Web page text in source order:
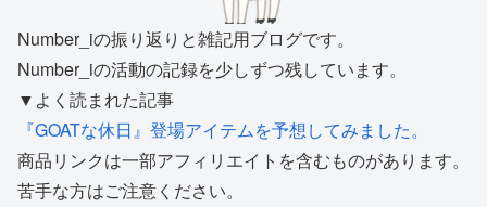
Number_iの振り返りと雑記用ブログです。
Number_iの活動の記録を少しずつ残しています。
▼よく読まれた記事
『GOATな休日』登場アイテムを予想してみました。
商品リンクは一部アフィリエイトを含むものがあります。
苦手な方はご注意ください。